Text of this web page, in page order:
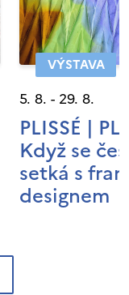
VÝSTAVA
5. 8. - 29. 8.
PLISSÉ |
Když se
setká s
designem